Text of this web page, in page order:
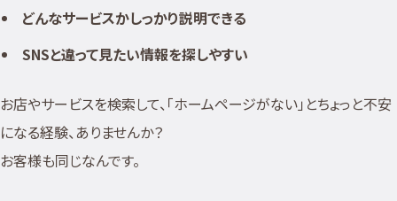
どんなサービスかしっかり説明できる
SNSと違って見たい情報を探しやすい
お店やサービスを検索して、「ホームページがない」とちょっと不安
になる経験、ありませんか？
お客様も同じなんです。